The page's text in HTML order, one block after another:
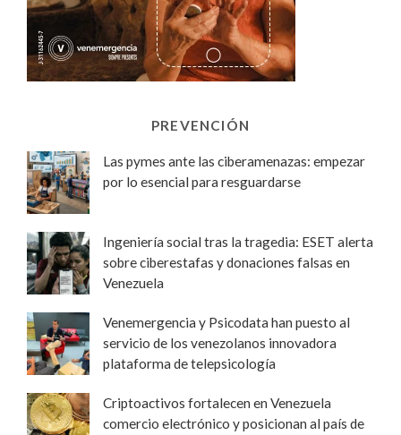
PREVENCIÓN
Las pymes ante las ciberamenazas: empezar
por lo esencial para resguardarse
Ingeniería social tras la tragedia: ESET alerta
sobre ciberestafas y donaciones falsas en
Venezuela
Venemergencia y Psicodata han puesto al
servicio de los venezolanos innovadora
plataforma de telepsicología
Criptoactivos fortalecen en Venezuela
comercio electrónico y posicionan al país de